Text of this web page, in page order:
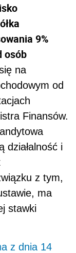
9%
osób
na
od
Finansów.
działalność i
z tym,
ma
stawki
z dnia 14